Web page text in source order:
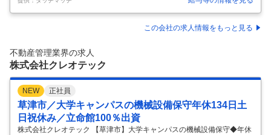
ティブ等、諸手当あり。 ２．経験、資格あれば尚可３．英語好き、パソ
コン好きな方尚可４．再雇用制度あり、７０代の方も活躍しています。
５．女性も男性も共に活躍中６．家族に病人等かいる場合は、出勤時の
す。 ７．当社は昭和４６年創業。 全国６支店を展開する急成長の総合建
物管理会社。 創業以来無借金を継続する優良成長会社。 ＊変更範囲：
この会社の求人情報をもっと見る
不動産管理業界の求人
株式会社クレオテック
NEW 正社員
草津市／大学キャンパスの機械設備保守年休134日土
日祝休み／立命館100％出資
株式会社クレオテック 【草津市】大学キャンパスの機械設備保守◆年休